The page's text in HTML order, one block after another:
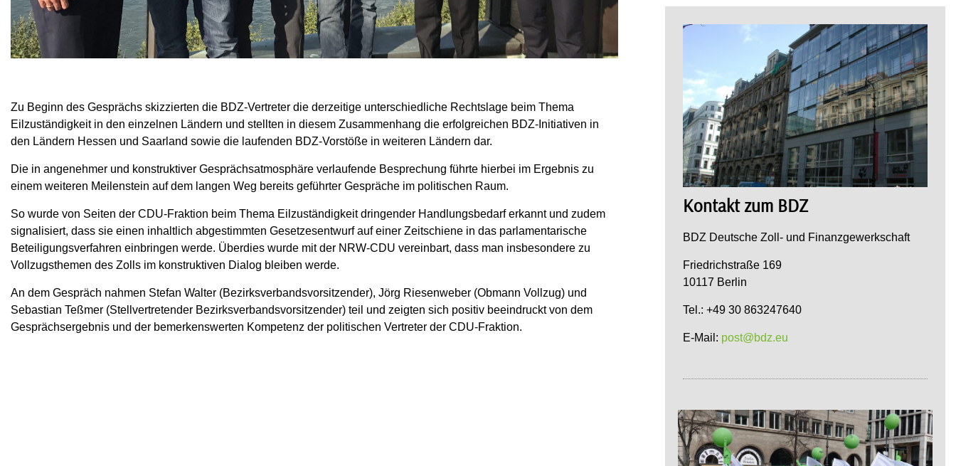
Zu Beginn des Gesprächs skizzierten die BDZ-Vertreter die derzeitige unterschiedliche Rechtslage beim Thema
Eilzuständigkeit in den einzelnen Ländern und stellten in diesem Zusammenhang die erfolgreichen BDZ-Initiativen in
den Ländern Hessen und Saarland sowie die laufenden BDZ-Vorstöße in weiteren Ländern dar.
Die in angenehmer und konstruktiver Gesprächsatmosphäre verlaufende Besprechung führte hierbei im Ergebnis zu
einem weiteren Meilenstein auf dem langen Weg bereits geführter Gespräche im politischen Raum.
So wurde von Seiten der CDU-Fraktion beim Thema Eilzuständigkeit dringender Handlungsbedarf erkannt und zudem
signalisiert, dass sie einen inhaltlich abgestimmten Gesetzesentwurf auf einer Zeitschiene in das parlamentarische
Beteiligungsverfahren einbringen werde. Überdies wurde mit der NRW-CDU vereinbart, dass man insbesondere zu
Vollzugsthemen des Zolls im konstruktiven Dialog bleiben werde.
An dem Gespräch nahmen Stefan Walter (Bezirksverbandsvorsitzender), Jörg Riesenweber (Obmann Vollzug) und
Sebastian Teßmer (Stellvertretender Bezirksverbandsvorsitzender) teil und zeigten sich positiv beeindruckt von dem
Gesprächsergebnis und der bemerkenswerten Kompetenz der politischen Vertreter der CDU-Fraktion.
Kontakt zum BDZ
BDZ Deutsche Zoll- und Finanzgewerkschaft
Friedrichstraße 169
10117 Berlin
Tel.: +49 30 863247640
E-Mail: post@bdz.eu